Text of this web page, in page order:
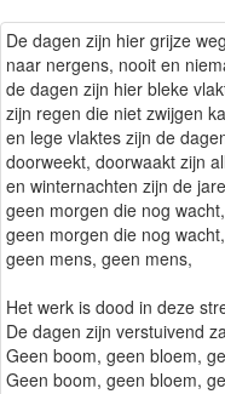
De dagen zijn hier grijze
naar nergens, nooit en
de dagen zijn hier bleke
zijn regen die niet zwijgen
en lege vlaktes zijn de
doorweekt, doorwaakt zijn
en winternachten zijn de
geen morgen die nog wacht,
geen morgen die nog wacht,
geen mens, geen mens,
Het werk is dood in deze
De dagen zijn verstuivend
Geen boom, geen bloem,
Geen boom, geen bloem,